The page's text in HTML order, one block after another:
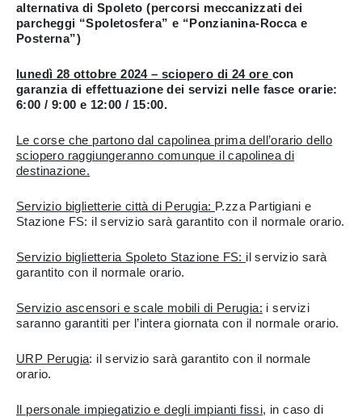
alternativa di Spoleto (percorsi meccanizzati dei
parcheggi “Spoletosfera” e “Ponzianina-Rocca e
Posterna”)
lunedì 28 ottobre 2024 – sciopero di 24 ore con
garanzia di effettuazione dei servizi nelle fasce orarie:
6:00 / 9:00 e 12:00 / 15:00.
Le corse che partono dal capolinea prima dell’orario dello
sciopero raggiungeranno comunque il capolinea di
destinazione.
Servizio biglietterie città di Perugia: P.zza Partigiani e
Stazione FS: il servizio sarà garantito con il normale orario.
Servizio biglietteria Spoleto Stazione FS: il servizio sarà
garantito con il normale orario.
Servizio ascensori e scale mobili di Perugia: i servizi
saranno garantiti per l’intera giornata con il normale orario.
URP Perugia: il servizio sarà garantito con il normale
orario.
Il personale impiegatizio e degli impianti fissi, in caso di